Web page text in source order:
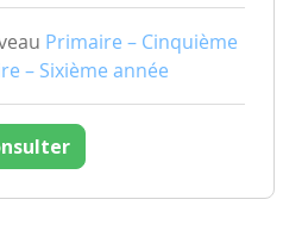
Primaire – Cinquième
– Sixième année